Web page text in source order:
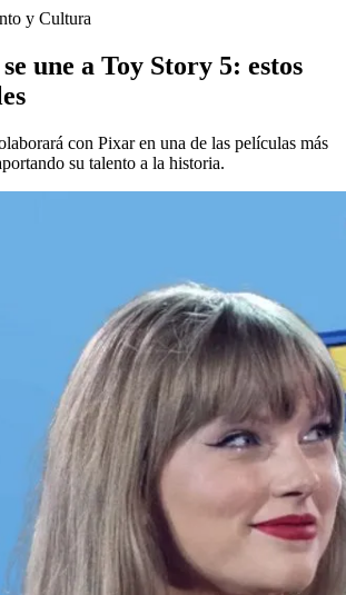
y Cultura
une a Toy Story 5: estos
con Pixar en una de las películas más
su talento a la historia.